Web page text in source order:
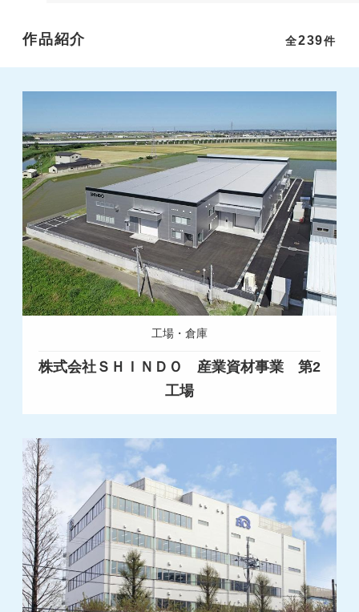
作品紹介 全239件
工場・倉庫
株式会社ＳＨＩＮＤＯ 産業資材事業 第2
工場